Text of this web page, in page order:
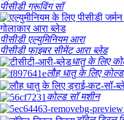
पीसीडी ग्रूविंग सॉ
पीसीडी एल्युमिनियम आरा
पीसीडी फाइबर सीमेंट आरा ब्लेड
धातु के लिए
लौह धातु के लिए
कोल्ड सॉ मशीन